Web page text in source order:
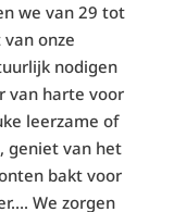
we van 29 tot
onze
nodigen
van harte voor
leerzame of
geniet van het
bakt voor
We zorgen